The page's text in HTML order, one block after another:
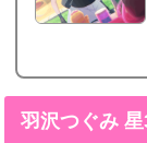
羽沢つぐみ 星